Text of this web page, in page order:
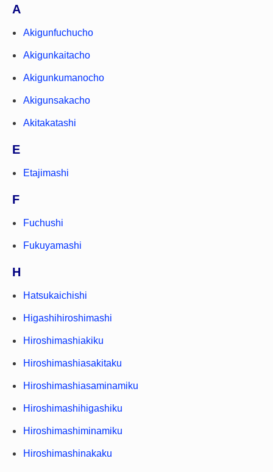
A
Akigunfuchucho
Akigunkaitacho
Akigunkumanocho
Akigunsakacho
Akitakatashi
E
Etajimashi
F
Fuchushi
Fukuyamashi
H
Hatsukaichishi
Higashihiroshimashi
Hiroshimashiakiku
Hiroshimashiasakitaku
Hiroshimashiasaminamiku
Hiroshimashihigashiku
Hiroshimashiminamiku
Hiroshimashinakaku